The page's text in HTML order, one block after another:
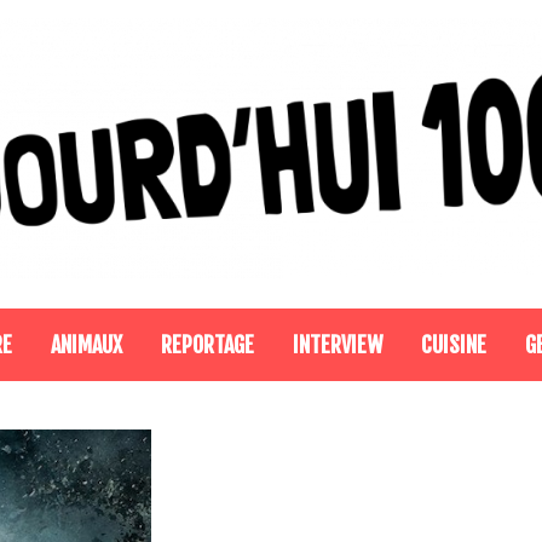
ANIMAUX REPORTAGE INTERVIEW CUISINE